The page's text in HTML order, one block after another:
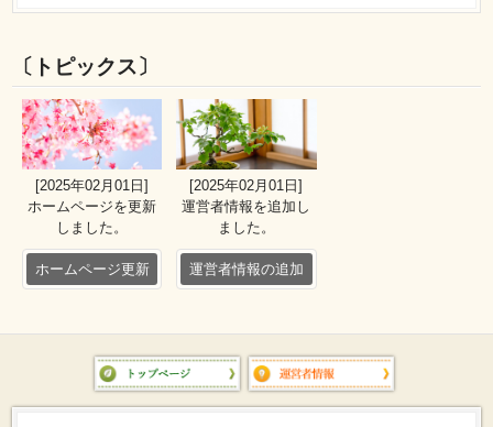
〔トピックス〕
[2025年02月01日]
ホームページを更新
しました。
ホームページ更新
[2025年02月01日]
運営者情報を追加し
ました。
運営者情報の追加